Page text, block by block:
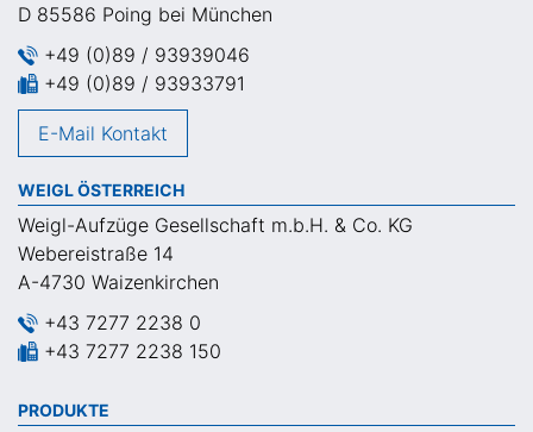
D 85586 Poing bei München
+49 (0)89 / 93939046
+49 (0)89 / 93933791
E-Mail Kontakt
WEIGL ÖSTERREICH
Weigl-Aufzüge Gesellschaft m.b.H. & Co. KG
Webereistraße 14
A-4730 Waizenkirchen
+43 7277 2238 0
+43 7277 2238 150
PRODUKTE